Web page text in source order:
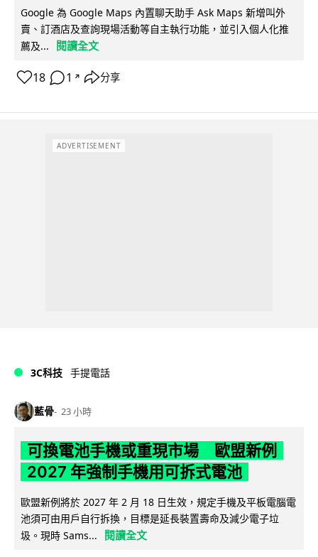
Google 為 Google Maps 內置聊天助手 Ask Maps 新增叫外
賣、訂酒店及查詢現場活動等自主執行功能，並引入個人化推
薦及...
閱讀全文
18 1 ↗ 分享
ADVERTISEMENT
3C科技 手提電話
藍骨 23 小時
可換電池手機或重現市場 歐盟新例
2027 年強制手機用可拆式電池
歐盟新例將於 2027 年 2 月 18 日生效，規定手機及平板電腦電
池須可由用戶自行拆換，目標是延長裝置壽命及減少電子垃
圾。現時 Sams...
閱讀全文